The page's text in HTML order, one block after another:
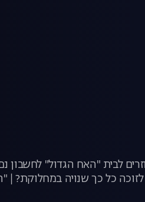
לבית "האח הגדול" לחשבון
כל כך שנויה במחלוקת? |